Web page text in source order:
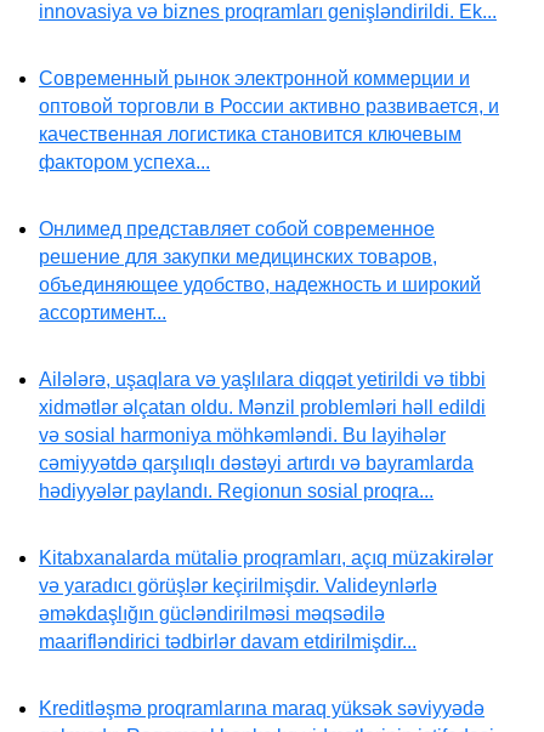
innovasiya və biznes proqramları genişləndirildi. Ek...
Современный рынок электронной коммерции и
оптовой торговли в России активно развивается, и
качественная логистика становится ключевым
фактором успеха...
Онлимед представляет собой современное
решение для закупки медицинских товаров,
объединяющее удобство, надежность и широкий
ассортимент...
Ailələrə, uşaqlara və yaşlılara diqqət yetirildi və tibbi
xidmətlər əlçatan oldu. Mənzil problemləri həll edildi
və sosial harmoniya möhkəmləndi. Bu layihələr
cəmiyyətdə qarşılıqlı dəstəyi artırdı və bayramlarda
hədiyyələr paylandı. Regionun sosial proqra...
Kitabxanalarda mütaliə proqramları, açıq müzakirələr
və yaradıcı görüşlər keçirilmişdir. Valideynlərlə
əməkdaşlığın gücləndirilməsi məqsədilə
maarifləndirici tədbirlər davam etdirilmişdir...
Kreditləşmə proqramlarına maraq yüksək səviyyədə